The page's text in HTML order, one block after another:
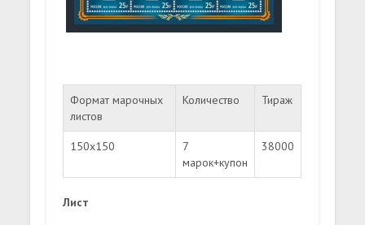
Формат марочных
листов
Количество Тираж
150х150
7
марок+купон
38000
Лист